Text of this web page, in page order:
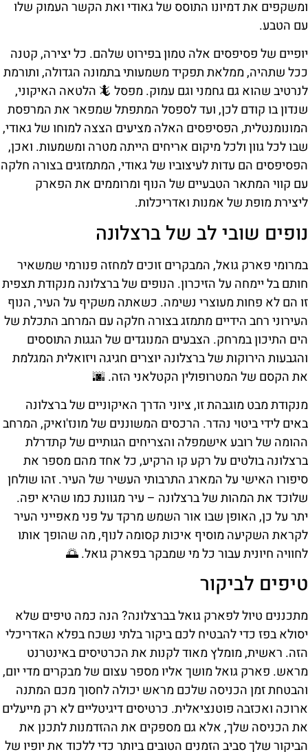
ומשקפים את דמיונו התוסס של גאודי ואת הקשר העמוק שלו
עם הטבע.
יופיים של פסיפסים אלה טמון בפירוט שלהם. כל יצירה, קטנה
ככל שתהיה, ממלאת תפקיד משמעותי בתמונה הגדולה, ותורמת
לנרטיב שהוא גם גחמני וגם עמוק. מפסל 🦎 הלטאה האיקוני,
שנדון בו קודם לכן, ועד לספסל המתפתל שמפאר את המרפסת
המונומנטלית, הפסיפסים האלה מציעים הצצה למוחו של גאודי,
שבו לכל גוון ולכל מיקום אריחים הייתה מטרה ומשמעות. ואכן,
הפסיפסים הם עדות לעיצוביו של גאודי, המתמזגים בצורה חלקה
עם קווי המתאר הטבעיים של הנוף ומרוממים את הפארק
ליצירת מופת של אמנות ואדריכלות.
נופים שובי לב של ברצלונה
במרומי פארק גואל, המבקרים זוכים למחזה פנורמי שמשאיר
חותם בל יימחה על הזיכרון. הנופים של ברצלונה מנקודת תצפית
זו הם לא פחות מעוצרי נשימה. כשאתה משקיף על העיר, הנוף
העירוני רחב הידיים מתמזג בצורה חלקה עם המרחב התכלת של
הים התיכון במרחק. הצבעים המנוגדים של הגגות התוססים
והגבעות הירוקות של ברצלונה יוצרים חגיגה ויזואלית המגלמת
את הקסם של המטרופולין הקטלאני הזה. 🌆
מנקודת מבט מוגבהת זו, ציוני הדרך האיקוניים של ברצלונה
באים לידי ביטוי נהדר. הרכסים המשוננים של מונז'ואיק, המרחב
ההומה של רובע אישמפלה והצריחים הגותיים של קתדרלת
ברצלונה בולטים על רקע קו הרקיע, כל אחד מהם מספר את
סיפורו האישי על המארג התרבותי העשיר של העיר. זהו שולחן
שלוכד את המהות של ברצלונה – עיר מגוונת כמו שהיא יפה.
יתר על כן, האופן שבו אור השמש מרקד על פני מאפייני העיר
לקראת השקיעה מוסיף איכות קסומה לנוף, מה שהופך אותו
לחוויה חיונית עבור כל מי שמבקר בפארק גואל. 🌅
טיפים לביקור
מתכננים טיול לפארק גואל בברצלונה? הנה כמה טיפים שלא
יסולא בפז כדי להבטיח לכם ביקור בלתי נשכח בפלא האדריכלי
הזה. ראשית, מומלץ מאוד לקנות את הכרטיסים באינטרנט
מראש. פארק גואל מושך אליו מספר עצום של מבקרים מדי יום,
והבטחת זמן הכניסה שלכם מראש יכולה לחסוך מכם המתנה
ארוכה ואכזבה פוטנציאלית. כרטיסים דיגיטליים לא רק מייעלים
את הכניסה שלך, אלא גם מספקים את ההזדמנות לתכנן את
הביקור שלך סביב הזמנים הטובים ביותר כדי ללכוד את יופיו של